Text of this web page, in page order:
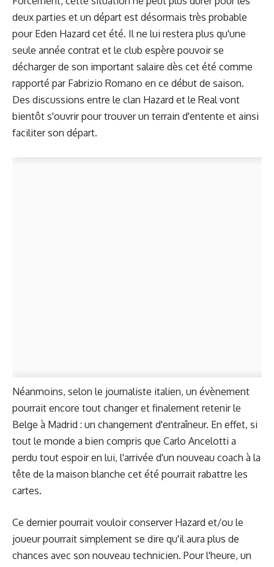
deux parties et un départ est désormais très probable
pour Eden Hazard cet été. Il ne lui restera plus qu'une
seule année contrat et le club espère pouvoir se
décharger de son important salaire dès cet été comme
rapporté par Fabrizio Romano en ce début de saison.
Des discussions entre le clan Hazard et le Real vont
bientôt s'ouvrir pour trouver un terrain d'entente et ainsi
faciliter son départ.
Néanmoins, selon le journaliste italien, un évènement
pourrait encore tout changer et finalement retenir le
Belge à Madrid : un changement d'entraîneur. En effet, si
tout le monde a bien compris que Carlo Ancelotti a
perdu tout espoir en lui, l'arrivée d'un nouveau coach à la
tête de la maison blanche cet été pourrait rabattre les
cartes.
Ce dernier pourrait vouloir conserver Hazard et/ou le
joueur pourrait simplement se dire qu'il aura plus de
chances avec son nouveau technicien. Pour l'heure, un